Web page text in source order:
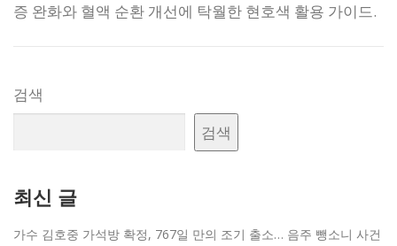
증 완화와 혈액 순환 개선에 탁월한 현호색 활용 가이드.
검색
검색
최신 글
가수 김호중 가석방 확정, 767일 만의 조기 출소… 음주 뺑소니 사건